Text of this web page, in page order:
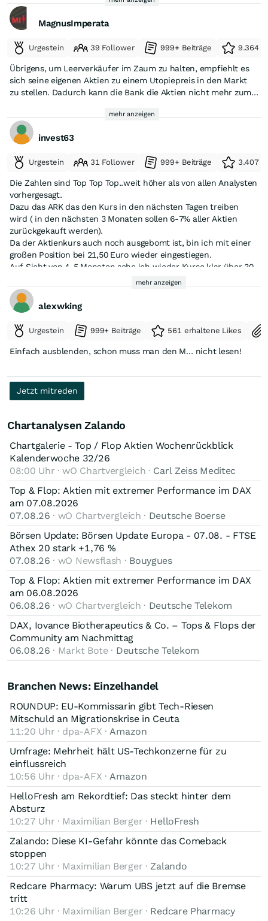
Das kann dann mehrere Effekte haben:
der Verkaufsdruck nimmt ab,
zusätzliche Kauforders kommen in den Markt,
und die Aktie kann sich deutlich schneller erholen als viele
Gerade bei Zalando wäre das interessant, weil die Aktie
ohnehin stark auf Stimmung reagiert. Wenn:
Konsumdaten besser werden,
Quartalszahlen überraschen,
oder die Profitabilität weiter steigt,könnten einige Hedgefonds
anfangen sich einzudecken.
Dann entsteht häufig eine Dynamik wie:„schlechte Stimmung
kippt plötzlich in FOMO.“
Wichtig ist aber:Leerverkäufer sind selten die einzige Ursache
für fallende Kurse. Sie verstärken Trends oft nur.
Entscheidend bleibt deshalb:
schafft Zalando nachhaltige Gewinne,
und bleibt das Unternehmen gegen Amazon, Temu und Shein
konkurrenzfähig?
Sollte Zalando operativ liefern, könnten die nächsten 1–2
Jahre deutlich besser aussehen als die letzten beiden. Genau
deshalb beobachten viele Investoren die hohe Shortquote
mittlerweile auch als mögliche Chance und nicht nur als
Risiko.
MagnusImperata
Urgestein 39 Follower 999+ Beiträge 9.364
Übrigens, um Leerverkäufer im Zaum zu halten, empfiehlt es
sich seine eigenen Aktien zu einem Utopiepreis in den Markt
zu stellen. Dadurch kann die Bank die Aktien nicht mehr zum
geben wäre doch mal was. Klappt das wirklich ?
mehr anzeigen
invest63
Urgestein 31 Follower 999+ Beiträge 3.407
Die Zahlen sind Top Top Top..weit höher als von allen Analysten
vorhergesagt.
Dazu das ARK das den Kurs in den nächsten Tagen treiben
wird ( in den nächsten 3 Monaten sollen 6-7% aller Aktien
zurückgekauft werden).
Da der Aktienkurs auch noch ausgebomt ist, bin ich mit einer
großen Position bei 21,50 Euro wieder eingestiegen.
Auf Sicht von 4-5 Monaten sehe ich wieder Kurse klar über 30
mehr anzeigen
alexwking
Urgestein 999+ Beiträge 561 erhaltene Likes
Einfach ausblenden, schon muss man den M… nicht lesen!
Jetzt mitreden
Chartanalysen Zalando
Chartgalerie - Top / Flop Aktien Wochenrückblick
Kalenderwoche 32/26
08:00 Uhr · wO Chartvergleich · Carl Zeiss Meditec
Top & Flop: Aktien mit extremer Performance im DAX
am 07.08.2026
07.08.26 · wO Chartvergleich · Deutsche Boerse
Börsen Update: Börsen Update Europa - 07.08. - FTSE
Athex 20 stark +1,76 %
07.08.26 · wO Newsflash · Bouygues
Top & Flop: Aktien mit extremer Performance im DAX
am 06.08.2026
06.08.26 · wO Chartvergleich · Deutsche Telekom
DAX, Iovance Biotherapeutics & Co. – Tops & Flops der
Community am Nachmittag
06.08.26 · Markt Bote · Deutsche Telekom
Branchen News: Einzelhandel
ROUNDUP: EU-Kommissarin gibt Tech-Riesen
Mitschuld an Migrationskrise in Ceuta
11:20 Uhr · dpa-AFX · Amazon
Umfrage: Mehrheit hält US-Techkonzerne für zu
einflussreich
10:56 Uhr · dpa-AFX · Amazon
HelloFresh am Rekordtief: Das steckt hinter dem
Absturz
10:27 Uhr · Maximilian Berger · HelloFresh
Zalando: Diese KI-Gefahr könnte das Comeback
stoppen
10:27 Uhr · Maximilian Berger · Zalando
Redcare Pharmacy: Warum UBS jetzt auf die Bremse
tritt
10:26 Uhr · Maximilian Berger · Redcare Pharmacy